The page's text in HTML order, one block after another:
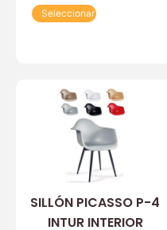
Seleccionar
SILLÓN PICASSO P-4
INTUR INTERIOR